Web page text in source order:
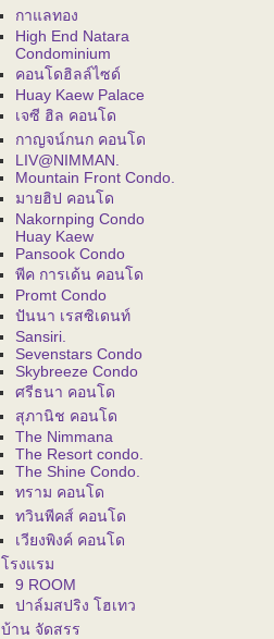
กาแลทอง
High End Natara
Condominium
คอนโดฮิลล์ไซด์
Huay Kaew Palace
เจซี ฮิล คอนโด
กาญจน์กนก คอนโด
LIV@NIMMAN.
Mountain Front Condo.
มายฮิป คอนโด
Nakornping Condo
Huay Kaew
Pansook Condo
พีค การเด้น คอนโด
Promt Condo
ปันนา เรสซิเดนท์
Sansiri.
Sevenstars Condo
Skybreeze Condo
ศรีธนา คอนโด
สุภานิช คอนโด
The Nimmana
The Resort condo.
The Shine Condo.
ทราม คอนโด
ทวินพีคส์ คอนโด
เวียงพิงค์ คอนโด
โรงแรม
9 ROOM
ปาล์มสปริง โฮเทว
บ้าน จัดสรร